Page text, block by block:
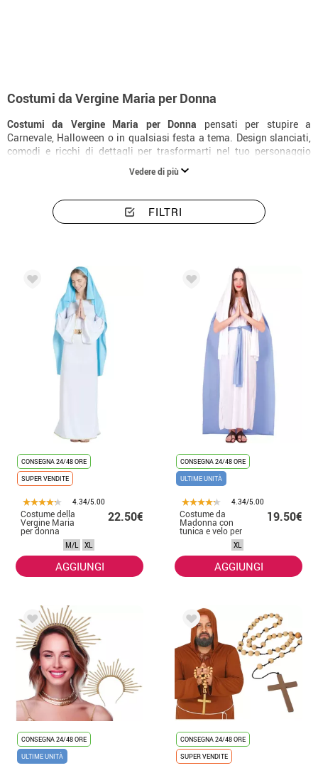
Costumi da Vergine Maria per Donna
Costumi da Vergine Maria per Donna pensati per stupire a
Carnevale, Halloween o in qualsiasi festa a tema. Design slanciati,
comodi e ricchi di dettagli per trasformarti nel tuo personaggio
Vedere di più
FILTRI
CONSEGNA 24/48 ORE
SUPER VENDITE
4.34/5.00
Costume della
Vergine Maria
per donna
22.50€
M/L XL
AGGIUNGI
CONSEGNA 24/48 ORE
ULTIME UNITÀ
4.34/5.00
Costume da
Madonna con
tunica e velo per
19.50€
XL
AGGIUNGI
CONSEGNA 24/48 ORE
ULTIME UNITÀ
CONSEGNA 24/48 ORE
SUPER VENDITE